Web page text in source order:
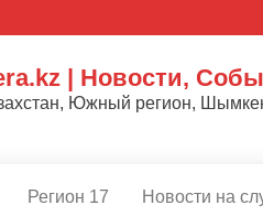
| Новости,
Южный регион,
Регион 17 Новости на